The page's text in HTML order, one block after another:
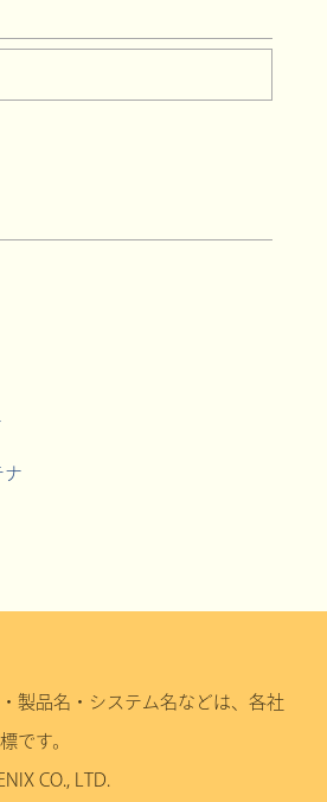
ナ
製品名・システム名などは、各社
です。
CO., LTD.